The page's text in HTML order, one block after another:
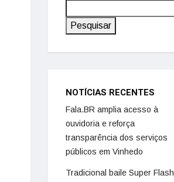
Pesquisar
NOTÍCIAS RECENTES
Fala.BR amplia acesso à
ouvidoria e reforça
transparência dos serviços
públicos em Vinhedo
Tradicional baile Super Flash